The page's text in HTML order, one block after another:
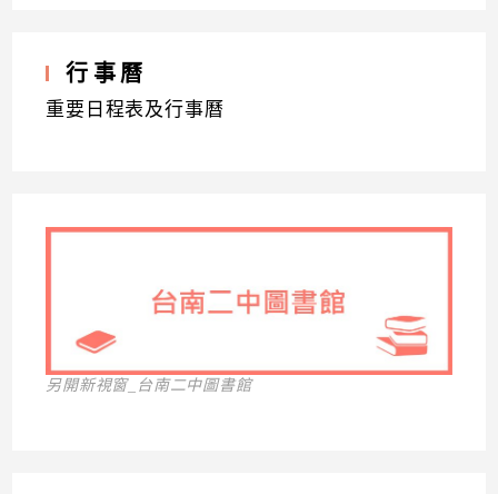
行事曆
重要日程表及行事曆
另開新視窗_台南二中圖書館